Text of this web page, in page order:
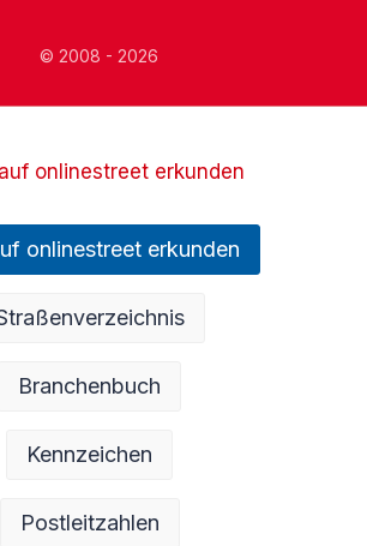
© 2008 - 2026
onlinestreet erkunden
Branchenbuch
Kennzeichen
Postleitzahlen